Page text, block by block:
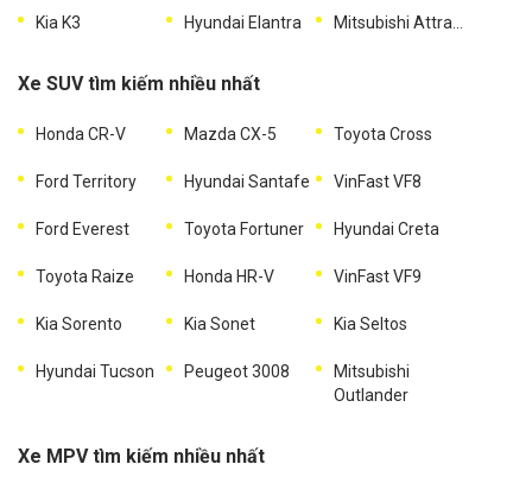
Kia K3 Hyundai Elantra
Xe SUV tìm kiếm nhiều nhất
Honda CR-V Mazda CX-5 Toyota Cross
Ford Territory Hyundai Santafe VinFast VF8
Ford Everest Toyota Fortuner Hyundai Creta
Toyota Raize Honda HR-V VinFast VF9
Kia Sorento Kia Sonet Kia Seltos
Hyundai Tucson Peugeot 3008
Mitsubishi
Outlander
Xe MPV tìm kiếm nhiều nhất